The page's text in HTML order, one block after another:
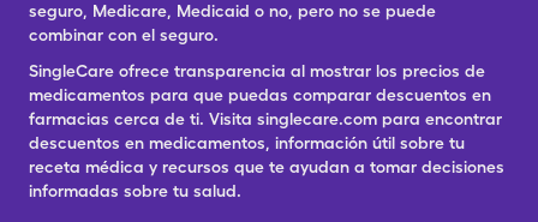
seguro, Medicare, Medicaid o no, pero no se puede
combinar con el seguro.
SingleCare ofrece transparencia al mostrar los precios de
medicamentos para que puedas comparar descuentos en
farmacias cerca de ti. Visita singlecare.com para encontrar
descuentos en medicamentos, información útil sobre tu
receta médica y recursos que te ayudan a tomar decisiones
informadas sobre tu salud.